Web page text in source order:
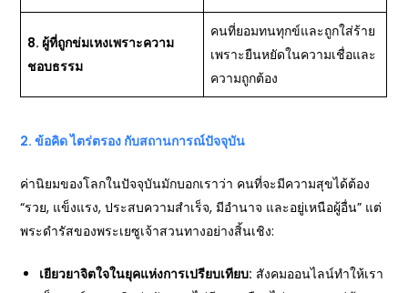
8. ผู้ที่ถูกข่มเหงเพราะความ
ชอบธรรม
คนที่ยอมทนทุกข์และถูกใส่ร้าย
เพราะยืนหยัดในความเชื่อและ
ความถูกต้อง
2.ข้อคิด ไตร่ตรอง กับสถานการณ์ปัจจุบัน
ค่านิยมของโลกในปัจจุบันมักบอกเราว่า คนที่จะมีความสุขได้ต้อง
“รวย, แข็งแรง, ประสบความสำเร็จ, มีอำนาจ และอยู่เหนือผู้อื่น” แต่
พระดำรัสของพระเยซูเจ้าสวนทางอย่างสิ้นเชิง:
เยียวยาจิตใจในยุคแห่งการเปรียบเทียบ: สังคมออนไลน์ทำให้เรา